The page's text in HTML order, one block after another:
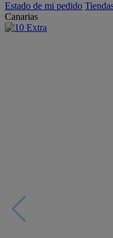
Estado de mi pedido
Canarias